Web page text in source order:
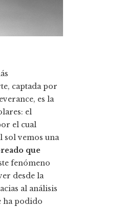
captada por
es la
el
el cual
sol vemos una
que
fenómeno
desde la
al análisis
ha podido